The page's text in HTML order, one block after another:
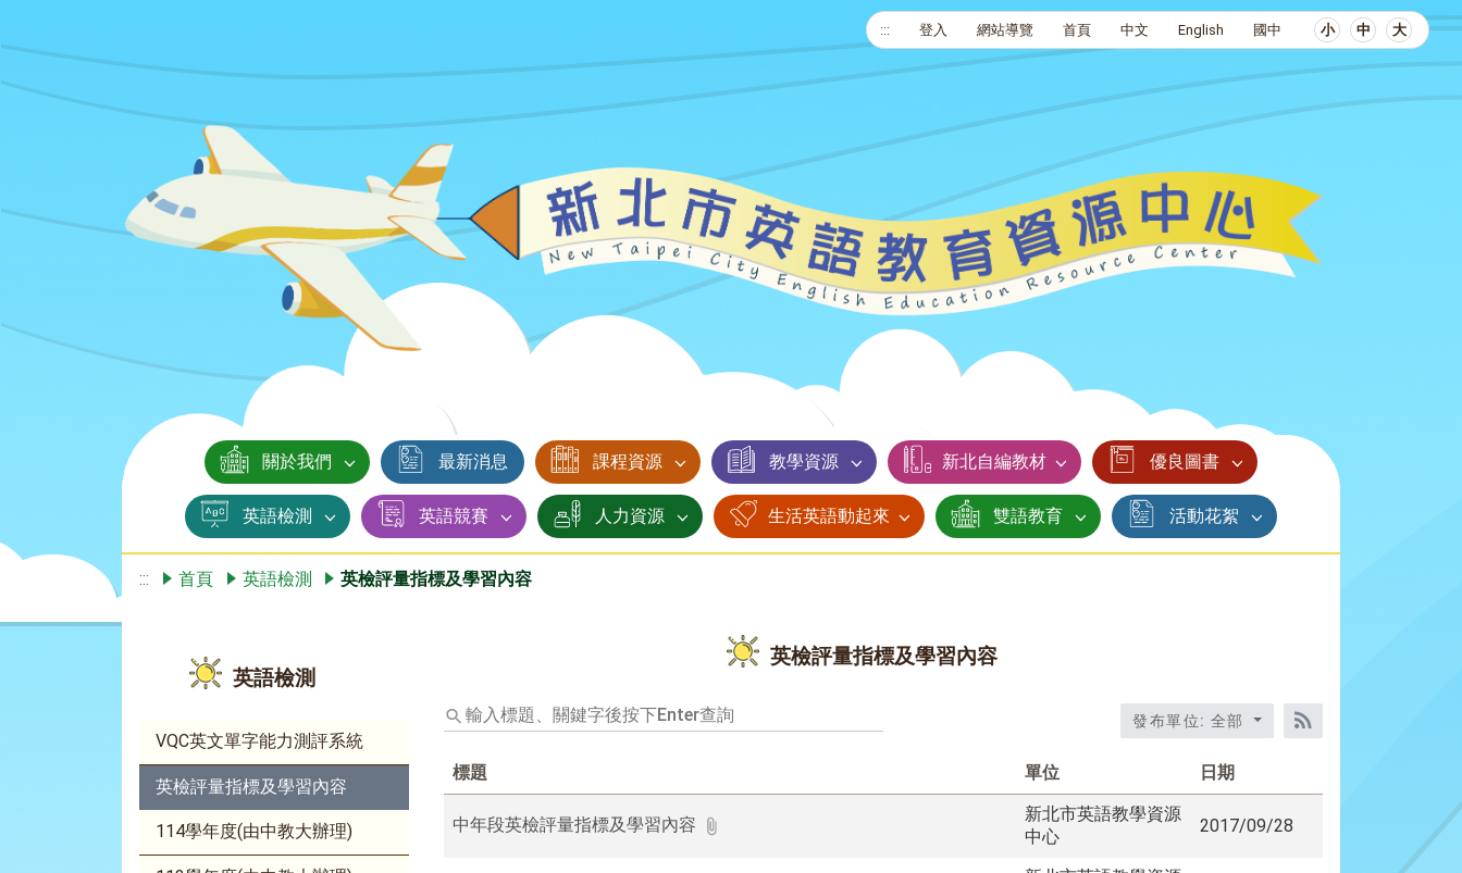
::: 登入 網站導覽 首頁 中文 English 國中 小 中 大
關於我們 最新消息 課程資源 教學資源 新北自編教材 優良圖書
英語檢測 英語競賽 人力資源 生活英語動起來 雙語教育 活動花絮
::: 首頁 英語檢測 英檢評量指標及學習內容
英語檢測
VQC英文單字能力測評系統
英檢評量指標及學習內容
114學年度(由中教大辦理)
英檢評量指標及學習內容
輸
入
題、
關
鍵
發布單位: 全部
RSS訂閱
標題 單位 日期
中年段英檢評量指標及學習內容
新北市英語教學資源
中心
2017/09/28